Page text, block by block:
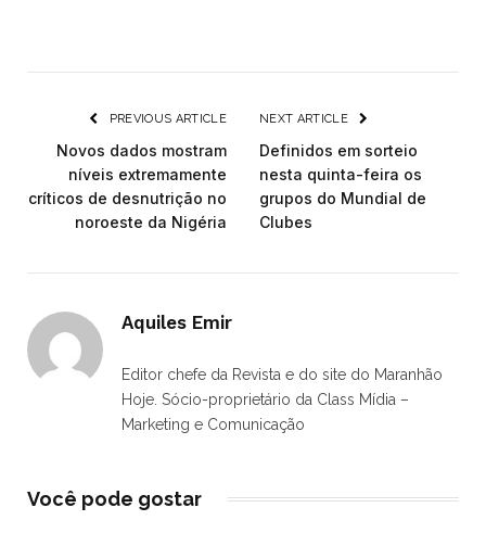
PREVIOUS ARTICLE
Novos dados mostram
níveis extremamente
críticos de desnutrição no
noroeste da Nigéria
NEXT ARTICLE
Definidos em sorteio
nesta quinta-feira os
grupos do Mundial de
Clubes
Aquiles Emir
Editor chefe da Revista e do site do Maranhão
Hoje. Sócio-proprietário da Class Mídia –
Marketing e Comunicação
Você pode gostar